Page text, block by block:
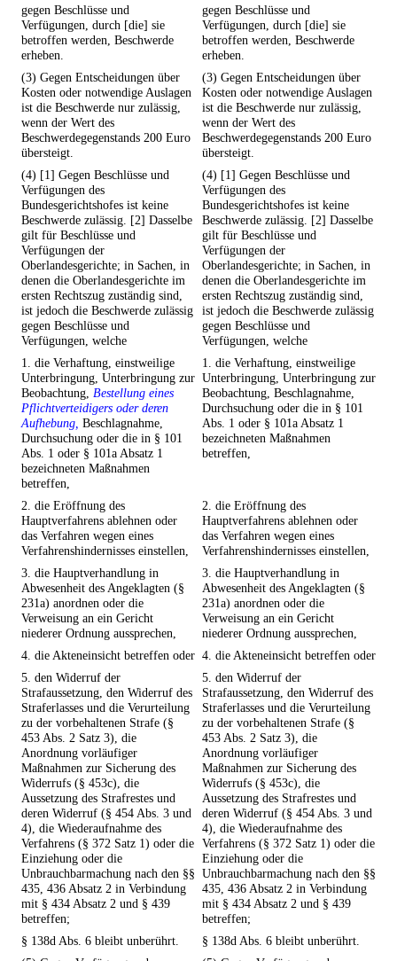
gegen Beschlüsse und
Verfügungen, durch [die] sie
betroffen werden, Beschwerde
erheben.
gegen Beschlüsse und
Verfügungen, durch [die] sie
betroffen werden, Beschwerde
erheben.
(3) Gegen Entscheidungen über
Kosten oder notwendige Auslagen
ist die Beschwerde nur zulässig,
wenn der Wert des
Beschwerdegegenstands 200 Euro
übersteigt.
(3) Gegen Entscheidungen über
Kosten oder notwendige Auslagen
ist die Beschwerde nur zulässig,
wenn der Wert des
Beschwerdegegenstands 200 Euro
übersteigt.
(4) [1] Gegen Beschlüsse und
Verfügungen des
Bundesgerichtshofes ist keine
Beschwerde zulässig. [2] Dasselbe
gilt für Beschlüsse und
Verfügungen der
Oberlandesgerichte; in Sachen, in
denen die Oberlandesgerichte im
ersten Rechtszug zuständig sind,
ist jedoch die Beschwerde zulässig
gegen Beschlüsse und
Verfügungen, welche
(4) [1] Gegen Beschlüsse und
Verfügungen des
Bundesgerichtshofes ist keine
Beschwerde zulässig. [2] Dasselbe
gilt für Beschlüsse und
Verfügungen der
Oberlandesgerichte; in Sachen, in
denen die Oberlandesgerichte im
ersten Rechtszug zuständig sind,
ist jedoch die Beschwerde zulässig
gegen Beschlüsse und
Verfügungen, welche
1. die Verhaftung, einstweilige
Unterbringung, Unterbringung zur
Beobachtung, Bestellung eines
Pflichtverteidigers oder deren
Aufhebung, Beschlagnahme,
Durchsuchung oder die in § 101
Abs. 1 oder § 101a Absatz 1
bezeichneten Maßnahmen
betreffen,
1. die Verhaftung, einstweilige
Unterbringung, Unterbringung zur
Beobachtung, Beschlagnahme,
Durchsuchung oder die in § 101
Abs. 1 oder § 101a Absatz 1
bezeichneten Maßnahmen
betreffen,
2. die Eröffnung des
Hauptverfahrens ablehnen oder
das Verfahren wegen eines
Verfahrenshindernisses einstellen,
2. die Eröffnung des
Hauptverfahrens ablehnen oder
das Verfahren wegen eines
Verfahrenshindernisses einstellen,
3. die Hauptverhandlung in
Abwesenheit des Angeklagten (§
231a) anordnen oder die
Verweisung an ein Gericht
niederer Ordnung aussprechen,
3. die Hauptverhandlung in
Abwesenheit des Angeklagten (§
231a) anordnen oder die
Verweisung an ein Gericht
niederer Ordnung aussprechen,
4. die Akteneinsicht betreffen oder 4. die Akteneinsicht betreffen oder
5. den Widerruf der
Strafaussetzung, den Widerruf des
Straferlasses und die Verurteilung
zu der vorbehaltenen Strafe (§
453 Abs. 2 Satz 3), die
Anordnung vorläufiger
Maßnahmen zur Sicherung des
Widerrufs (§ 453c), die
Aussetzung des Strafrestes und
deren Widerruf (§ 454 Abs. 3 und
4), die Wiederaufnahme des
Verfahrens (§ 372 Satz 1) oder die
Einziehung oder die
Unbrauchbarmachung nach den §§
435, 436 Absatz 2 in Verbindung
mit § 434 Absatz 2 und § 439
betreffen;
5. den Widerruf der
Strafaussetzung, den Widerruf des
Straferlasses und die Verurteilung
zu der vorbehaltenen Strafe (§
453 Abs. 2 Satz 3), die
Anordnung vorläufiger
Maßnahmen zur Sicherung des
Widerrufs (§ 453c), die
Aussetzung des Strafrestes und
deren Widerruf (§ 454 Abs. 3 und
4), die Wiederaufnahme des
Verfahrens (§ 372 Satz 1) oder die
Einziehung oder die
Unbrauchbarmachung nach den §§
435, 436 Absatz 2 in Verbindung
mit § 434 Absatz 2 und § 439
betreffen;
§ 138d Abs. 6 bleibt unberührt.
§ 138d Abs. 6 bleibt unberührt.